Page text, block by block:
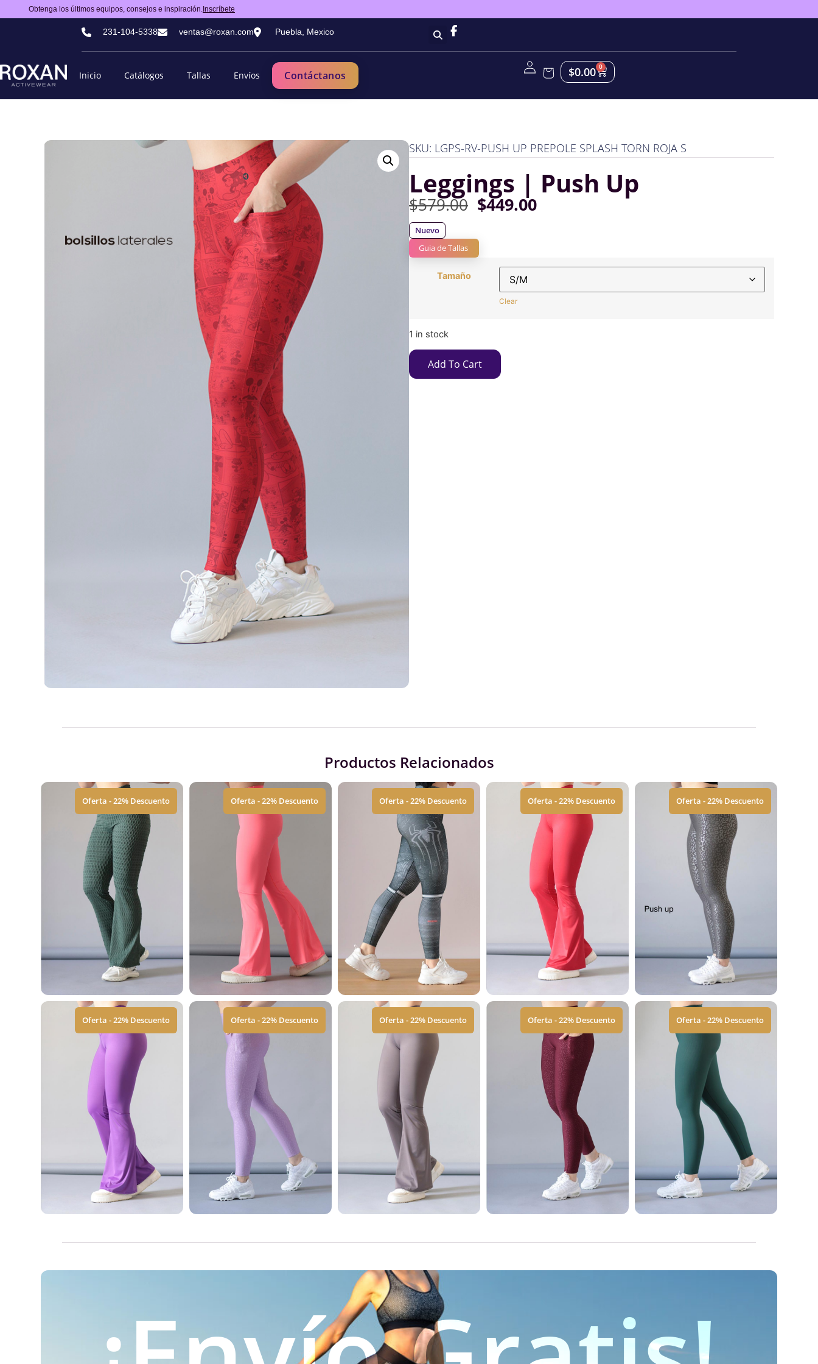
Obtenga los últimos equipos, consejos e inspiración. Inscríbete
231-104-5338 ventas@roxan.com Puebla, Mexico
Inicio Catálogos Tallas Envíos Contáctanos $0.00 0
SKU: LGPS-RV-PUSH UP PREPOLE SPLASH TORN ROJA S
Leggings | Push Up
$579.00 $449.00
Nuevo
Guia de Tallas
Tamaño
Clear
1 in stock
Add To Cart
Productos Relacionados
Oferta - 22% Descuento
Leggings | ACM
449.00
Ver Tallas
Oferta - 22% Descuento
Leggings | ACM
579.00 449.00
Ver Tallas
Oferta - 22% Descuento
Leggings | Elite
579.00 $449.00
Ver Tallas
Oferta - 22% Descuento
Leggings | ACM
449.00
Ver Tallas
Oferta - 22% Descuento
Leggings | Push Up
579.00 $ 449.00
Ver Tallas
Oferta - 22% Descuento
Leggings | ACM
Oferta - 22% Descuento
Leggings | Naio
Oferta - 22% Descuento
Leggings | ACM
Oferta - 22% Descuento
Leggings | Elite
Oferta - 22% Descuento
Leggins | Godo Nil